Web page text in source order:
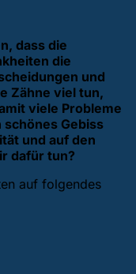
dass die
die
und
Zähne viel tun,
viele Probleme
Gebiss
und auf den
dafür tun?
auf folgendes